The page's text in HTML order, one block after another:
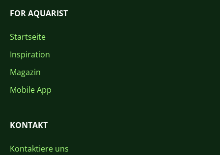
FOR AQUARIST
Startseite
Inspiration
Magazin
Mobile App
KONTAKT
Kontaktiere uns